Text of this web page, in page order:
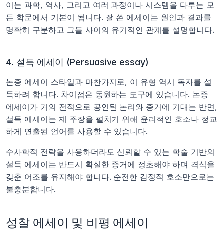
이는 과학, 역사, 그리고 여러 과정이나 시스템을 다루는 모
든 학문에서 기본이 됩니다. 잘 쓴 에세이는 원인과 결과를
명확히 구분하고 그들 사이의 유기적인 관계를 설명합니다.
4. 설득 에세이 (Persuasive essay)
논증 에세이 스타일과 마찬가지로, 이 유형 역시 독자를 설
득하려 합니다. 차이점은 동원하는 도구에 있습니다. 논증
에세이가 거의 전적으로 공인된 논리와 증거에 기대는 반면,
설득 에세이는 제 주장을 펼치기 위해 윤리적인 호소나 정교
하게 연출된 언어를 사용할 수 있습니다.
수사학적 전략을 사용하더라도 신뢰할 수 있는 학술 기반의
설득 에세이는 반드시 확실한 증거에 정초해야 하며 격식을
갖춘 어조를 유지해야 합니다. 순전한 감정적 호소만으로는
불충분합니다.
성찰 에세이 및 비평 에세이